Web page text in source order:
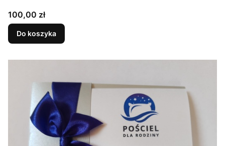
Cena
100,00 zł
Do koszyka